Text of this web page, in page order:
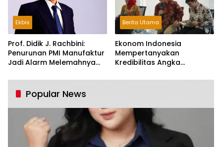
Ekbis
Prof. Didik J. Rachbini:
Penurunan PMI Manufaktur
Jadi Alarm Melemahnya
Berita Utama
Ekonom Indonesia
Mempertanyakan
Kredibilitas Angka
Tumbuh Tapi Rapuh
Popular News